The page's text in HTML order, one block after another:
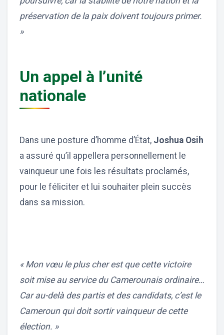
préservation de la paix doivent toujours primer.
»
Un appel à l’unité
nationale
Dans une posture d’homme d’État, Joshua Osih
a assuré qu’il appellera personnellement le
vainqueur une fois les résultats proclamés,
pour le féliciter et lui souhaiter plein succès
dans sa mission.
« Mon vœu le plus cher est que cette victoire
soit mise au service du Camerounais ordinaire…
Car au-delà des partis et des candidats, c’est le
Cameroun qui doit sortir vainqueur de cette
élection. »